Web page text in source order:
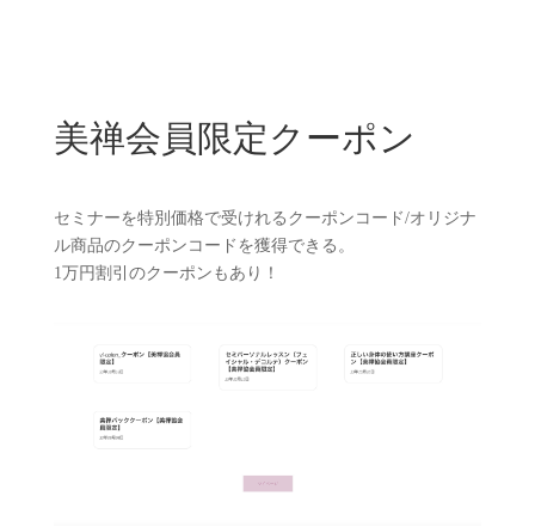
美禅会員限定クーポン
セミナーを特別価格で受けれるクーポンコード/オリジナ
ル商品のクーポンコードを獲得できる。
1万円割引のクーポンもあり！